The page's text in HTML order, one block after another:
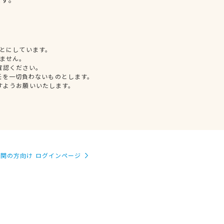
しています。
せん。
ください。
一切負わないものとします。
うお願いいたします。
の方向け ログインページ